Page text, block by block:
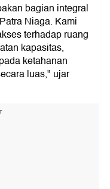
bagian integral
Niaga. Kami
terhadap ruang
kapasitas,
ketahanan
luas," ujar